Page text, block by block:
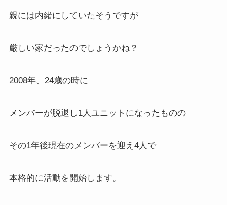
親には内緒にしていたそうですが
厳しい家だったのでしょうかね？
2008年、24歳の時に
メンバーが脱退し1人ユニットになったものの
その1年後現在のメンバーを迎え4人で
本格的に活動を開始します。